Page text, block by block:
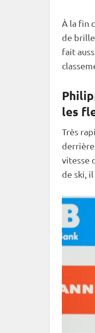
À la fin
de
fait
les
Très
vitesse
de ski,